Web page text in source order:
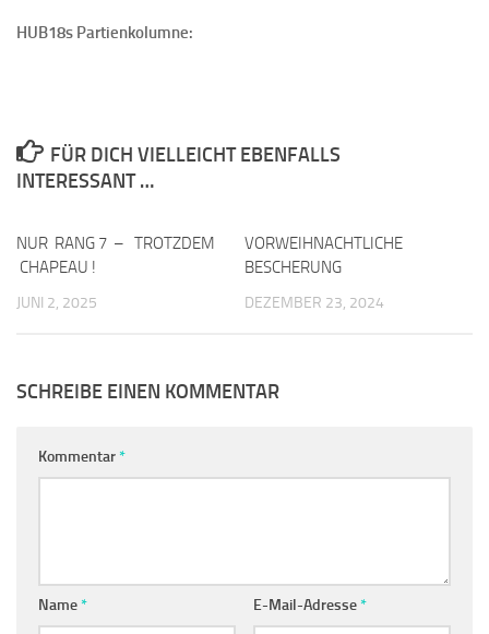
HUB18s Partienkolumne:
FÜR DICH VIELLEICHT EBENFALLS
INTERESSANT …
NUR RANG 7 – TROTZDEM
CHAPEAU !
JUNI 2, 2025
VORWEIHNACHTLICHE
BESCHERUNG
DEZEMBER 23, 2024
SCHREIBE EINEN KOMMENTAR
Kommentar*
Name* E-Mail-Adresse*